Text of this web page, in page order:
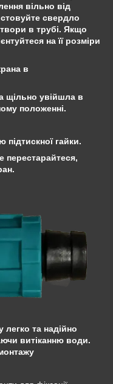
вільно від
свердло
в трубі. Якщо
на її розміри
в
щільно увійшла в
положенні.
підтискної гайки.
перестарайтеся,
та надійно
витіканню води.